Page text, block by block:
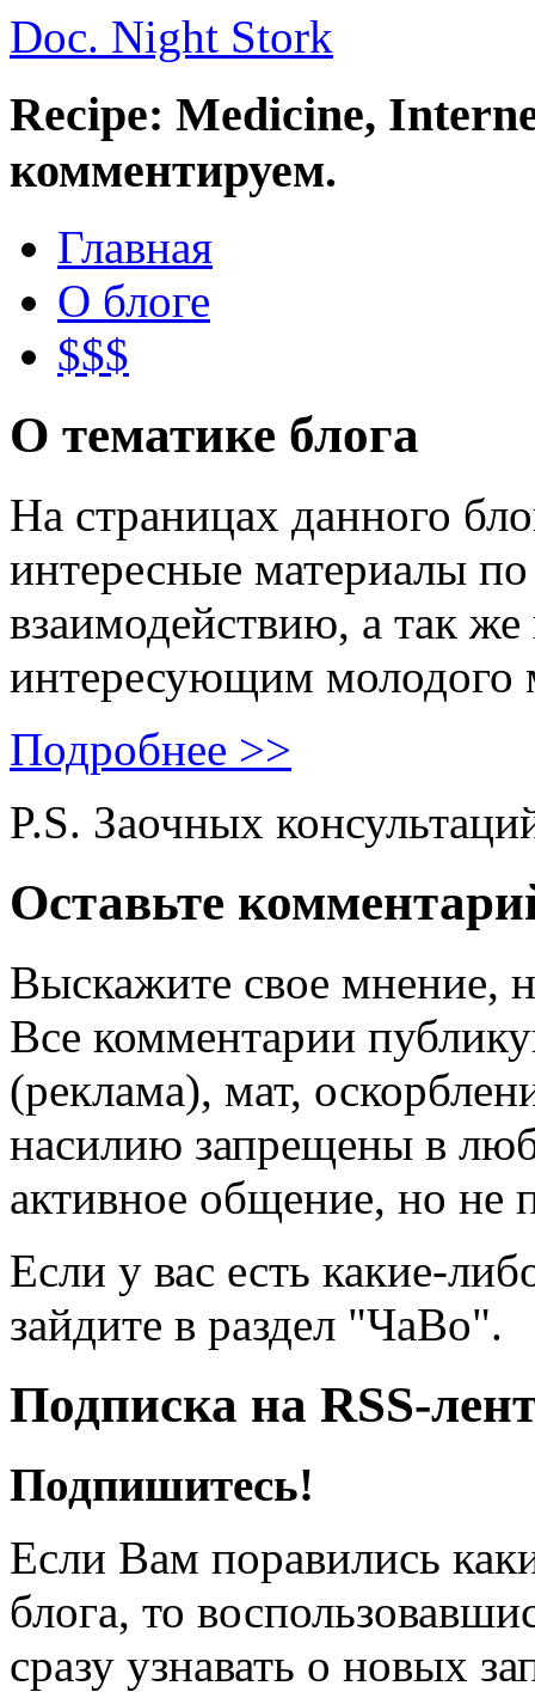
Doc. Night Stork
Recipe: Medicine,
комментируем.
Главная
О блоге
$$$
О тематике блога
На страницах данного
интересные материалы
взаимодействию, а так
интересующим молодого
Подробнее >>
P.S. Заочных
Оставьте
Выскажите свое мнение,
Все комментарии
(реклама), мат,
насилию запрещены в
активное общение, но не
Если у вас есть какие-
зайдите в раздел "ЧаВо".
Подписка на RSS-
Подпишитесь!
Если Вам поравились
блога, то
сразу узнавать о новых